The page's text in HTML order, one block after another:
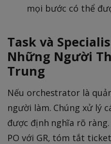
mọi bước có thể
Task và
Những Người
Trung
Nếu orchestrator là
người làm. Chúng xử lý
được định nghĩa rõ
PO với GR, tóm tắt